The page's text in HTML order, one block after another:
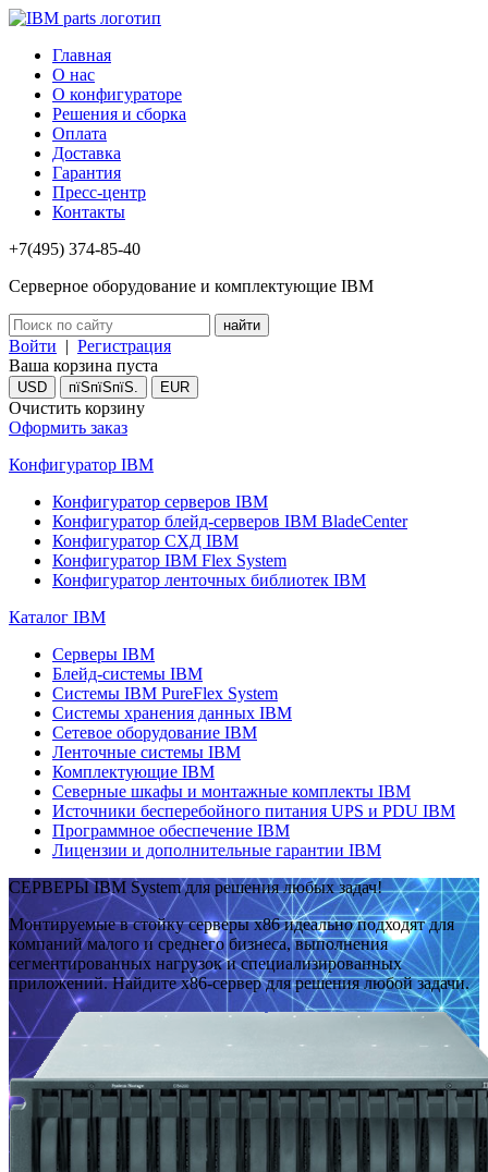
Главная
О нас
О конфигураторе
Решения и сборка
Оплата
Доставка
Гарантия
Пресс-центр
Контакты
+7(495) 374-85-40
Серверное оборудование и комплектующие IBM
Войти | Регистрация
Ваша корзина пуста
USD пїЅпїЅпїЅ. EUR
Очистить корзину
Оформить заказ
Конфигуратор IBM
Конфигуратор серверов IBM
Конфигуратор блейд-серверов IBM BladeCenter
Конфигуратор СХД IBM
Конфигуратор IBM Flex System
Конфигуратор ленточных библиотек IBM
Каталог IBM
Серверы IBM
Блейд-системы IBM
Системы IBM PureFlex System
Системы хранения данных IBM
Сетевое оборудование IBM
Ленточные системы IBM
Комплектующие IBM
Северные шкафы и монтажные комплекты IBM
Источники бесперебойного питания UPS и PDU IBM
Программное обеспечение IBM
Лицензии и дополнительные гарантии IBM
СЕРВЕРЫ IBM System для решения любых задач!
Монтируемые в стойку серверы x86 идеально подходят для
компаний малого и среднего бизнеса, выполнения
сегментированных нагрузок и специализированных
приложений. Найдите x86-сервер для решения любой задачи.